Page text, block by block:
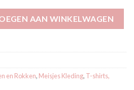
aantalAAN WINKELWAGEN
en Rokken, Meisjes Kleding, T-shirts,